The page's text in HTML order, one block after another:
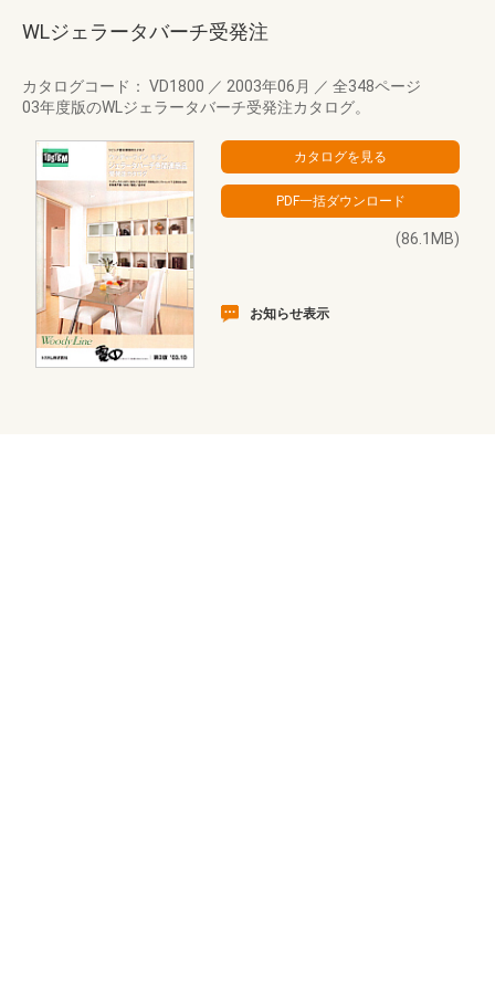
WLジェラータバーチ受発注
カタログコード： VD1800 ／ 2003年06月 ／ 全348ページ
03年度版のWLジェラータバーチ受発注カタログ。
(86.1MB)
お知らせ表示